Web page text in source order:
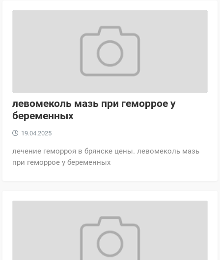
левомеколь мазь при геморрое у
беременных
19.04.2025
лечение геморроя в брянске цены. левомеколь мазь
при геморрое у беременных